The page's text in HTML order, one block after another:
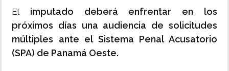
El imputado deberá enfrentar en los
próximos días una audiencia de solicitudes
múltiples ante el Sistema Penal Acusatorio
(SPA) de Panamá Oeste.